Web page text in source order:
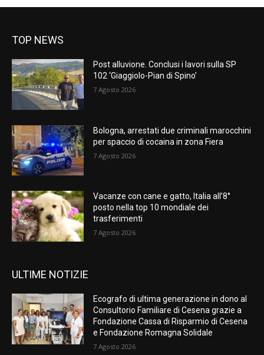
TOP NEWS
Post alluvione. Conclusi i lavori sulla SP
102 ‘Giaggiolo-Pian di Spino’
7 Agosto 2026
Bologna, arrestati due criminali marocchini
per spaccio di cocaina in zona Fiera
7 Agosto 2026
Vacanze con cane e gatto, Italia all’8°
posto nella top 10 mondiale dei
trasferimenti
7 Agosto 2026
ULTIME NOTIZIE
Ecografo di ultima generazione in dono al
Consultorio Familiare di Cesena grazie a
Fondazione Cassa di Risparmio di Cesena
e Fondazione Romagna Solidale
7 Agosto 2026